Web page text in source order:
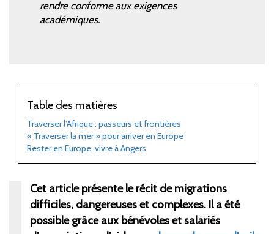
rendre conforme aux exigences
académiques.
Table des matières
Traverser l’Afrique: passeurs et frontières
« Traverser la mer» pour arriver en Europe
Rester en Europe, vivre à Angers
Cet article présente le récit de migrations
difficiles, dangereuses et complexes. Il a été
possible grâce aux bénévoles et salariés